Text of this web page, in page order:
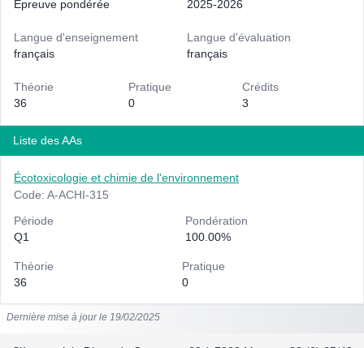
Epreuve pondérée
2025-2026
Langue d'enseignement
français
Langue d'évaluation
français
Théorie
36
Pratique
0
Crédits
3
Liste des AAs
Écotoxicologie et chimie de l'environnement
Code: A-ACHI-315
Période
Q1
Pondération
100.00%
Théorie
36
Pratique
0
Dernière mise à jour le 19/02/2025